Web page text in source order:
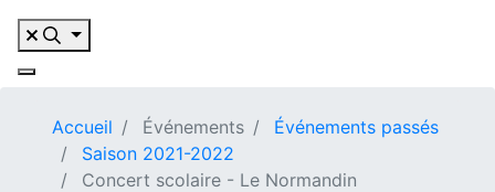
Accueil Événements
Événements passés
Saison 2021-2022
Concert scolaire - Le Normandin